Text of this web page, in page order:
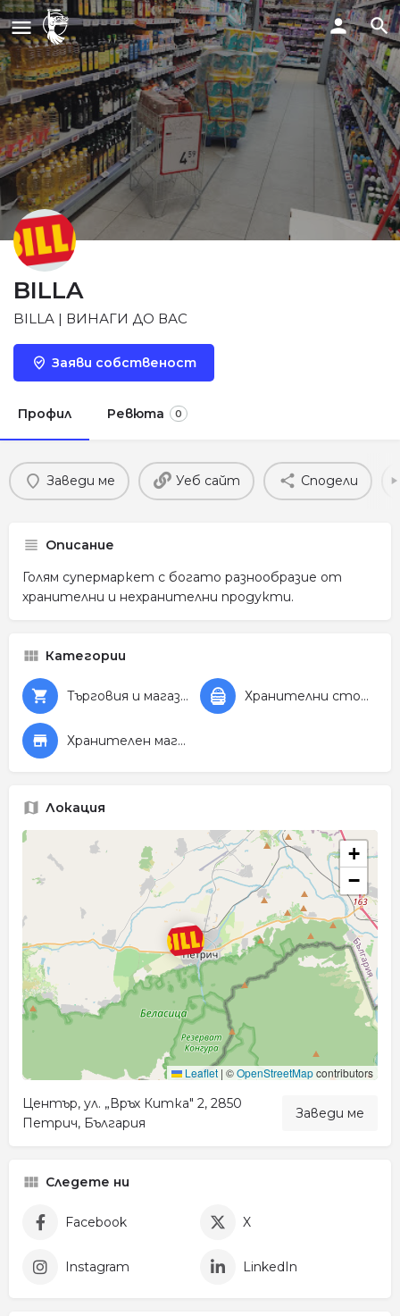
BILLA
BILLA | ВИНАГИ ДО ВАС
Заяви собственост
Профил Ревюта 0
Заведи ме Уеб сайт Сподели
Описание
Голям супермаркет с богато разнообразие от
хранителни и нехранителни продукти.
Категории
Търговия и магазини Хранителни стоки
Хранителен магазин
Локация
+
−
Leaflet | ©OpenStreetMapcontributors
Център, ул. „Връх Китка" 2, 2850
Петрич, България
Заведи ме
Следете ни
Facebook X
Instagram LinkedIn